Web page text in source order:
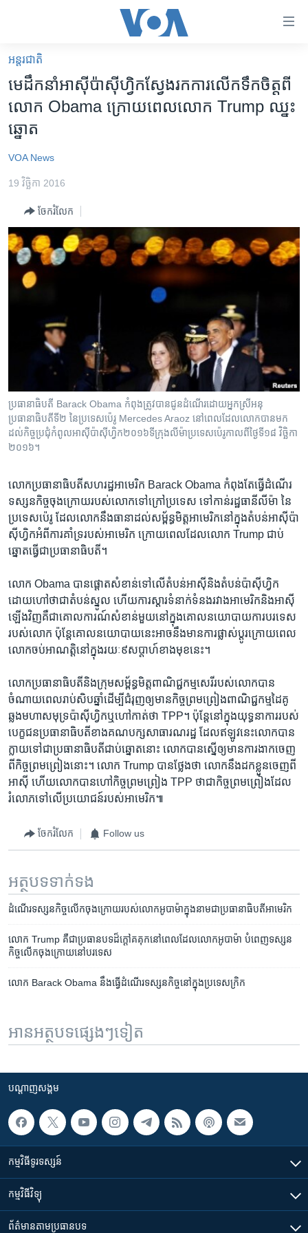
គេហទំព័រ​
ទាក់ទង
និង​
ចូល​
ទំព័រ​
ព័ត៌មាន​​
រំលង​
និង​
ចូល​
ទៅ​
កាន់​
ទំព័រ​
ស្វែង​
កម្ពុជា
ព្រឹត្តិការណ៍ព័ត៌មាន
ទូរទស្សន៍ / វីដេអូ​
វិទ្យុ / ផតខាសថ៍
Khmer English
បណ្តាញ​សង្គម
ភាសា
អន្តរជាតិ
មេដឹកនាំ​អាស៊ី​ប៉ាស៊ីហ្វិក​ស្វែង​រក​ការ​លើកទឹក​ចិត្ត​ពី
លោក Obama ក្រោយ​ពេល​លោក Trump ឈ្នះ
ឆ្នោត
VOA News
19 វិច្ឆិកា 2016
ចែករំលែក
ប្រធានាធិបតី​ Barack Obama កំពុង​ត្រូវ​បាន​ជូន​ដំណើរ​ដោយ​អ្នកស្រី​អនុ
ប្រធានាធិបតី​ទី​២ នៃ​ប្រទេស​ប៉េរូ Mercedes Araoz នៅពេល​ដែល​លោក​បាន​មក​
ដល់​កិច្ច​ប្រជុំ​កំពូល​អាស៊ី​ប៉ាស៊ី​ហ្វិក​២០១៦ទីក្រុង​លីម៉ា​ប្រទេស​ប៉េរូ​កាល​ពី​ថ្ងៃទី​១៨ វិច្ឆិកា​
២០១៦។
លោក​ប្រធានាធិបតី​សហរដ្ឋ​អាមេរិក Barack Obama កំពុង​តែ​ធ្វើ​ដំណើរ​
ទស្សនកិច្ច​ចុង​ក្រោយ​របស់​លោក​ទៅ​ក្រៅ​ប្រទេស​ ទៅ​កាន់​រដ្ឋធានី​លីម៉ា​ នៃ​
ប្រទេស​ប៉េរូ ដែល​លោក​នឹង​ធានា​ដល់​សម្ព័ន្ធ​មិត្ត​អាមេរិក​នៅ​ក្នុង​តំបន់​អាស៊ី​ប៉ា
ស៊ីហ្វិក​អំពី​ការ​គាំទ្រ​របស់​អាមេរិក ក្រោយ​ពេល​ដែល​លោក Trump ជាប់​
ឆ្នោត​ធ្វើ​ជា​ប្រធានាធិបតី។
លោក Obama បាន​ផ្តោត​សំខាន់​ទៅ​លើ​តំបន់​អាស៊ី​និង​តំបន់​ប៉ាស៊ីហ្វិក
ដោយ​ហៅ​ថា​ជា​តំបន់​ស្នូល​ ហើយ​ការ​ស្តារ​ទំនាក់​ទំនង​រវាង​អាមេរិក​និង​អាស៊ី​
ឡើង​វិញ​គឺ​ជា​គោលការណ៍​សំខាន់​មួយ​នៅ​ក្នុង​គោល​នយោបាយ​ការបរទេស​
របស់​លោក ប៉ុន្តែ​គោល​នយោបាយ​នេះ​អាច​នឹង​មាន​ការ​ផ្លាស់​ប្តូរ​ក្រោយ​ពេល​
លោក​ចប់​អាណត្តិ​នៅ​ក្នុង​រយៈ​៩សប្តាហ៍​ខាង​មុខ​នេះ។
លោក​ប្រធានាធិបតី​និងក្រុម​សម្ព័ន្ធ​មិត្ត​ពាណិជ្ជកម្ម​សេរី​របស់​លោក​បាន​
ចំណាយ​ពេល​រាប់​សិប​ឆ្នាំ​ដើម្បី​ជំរុញ​ឲ្យ​មាន​កិច្ចព្រមព្រៀង​ពាណិជ្ជកម្ម​ដៃ​គូ​
ឆ្លង​មហា​សមុទ្រ​ប៉ាស៊ីហ្វិក​ឬ​ហៅ​កាត់​ថា TPP។ ប៉ុន្តែ​នៅ​ក្នុង​យុទ្ធនាការ​របស់​
បេក្ខជន​ប្រធានាធិបតី​ខាង​គណបក្ស​សាធារណរដ្ឋ​ ដែល​ឥឡូវ​នេះ​លោក​បាន​
ក្លាយ​ទៅ​ជា​ប្រធានាធិបតី​ជាប់​ឆ្នោត​នោះ លោក​បាន​ស្នើ​ឲ្យ​មាន​ការ​ងាក​ចេញ​
ពី​កិច្ច​ព្រមព្រៀង​នោះ។ លោក Trump បាន​ថ្លែង​ថា លោក​នឹង​ដក​ខ្លួន​ចេញ​ពី​
អាស៊ី ហើយ​លោក​បាន​ហៅ​កិច្ច​ព្រមព្រៀង TPP ថា​ជា​កិច្ចព្រមព្រៀង​ដែល​
រំលោភ​ទៅ​លើ​ប្រយោជន៍​របស់​អាមេរិក៕
ចែករំលែក Follow us
អត្ថបទ​ទាក់ទង
ដំណើរ​ទស្សនកិច្ច​លើក​ចុង​ក្រោយ​របស់​លោក​អូបាម៉ា​ក្នុង​នាម​ជា​ប្រធានាធិបតី​អាមេរិក
លោក Trump ​គឺ​ជា​ប្រធានបទ​ដ៏​ក្តៅ​គគុក​នៅ​ពេល​ដែល​លោក​​អូបាម៉ា ​បំពេញ​ទស្សន​
កិច្ច​លើក​ចុង​ក្រោយ​នៅ​បរទេស
​លោក Barack Obama នឹង​ធ្វើ​ដំណើរ​ទស្សនកិច្ច​នៅ​ក្នុង​ប្រទេស​ក្រិក
អានអត្ថបទផ្សេងៗទៀត
បណ្តាញ​សង្គម
កម្មវិធី​ទូរទស្សន៍
កម្មវិធី​វិទ្យុ
ព័ត៌មាន​តាមប្រធានបទ​